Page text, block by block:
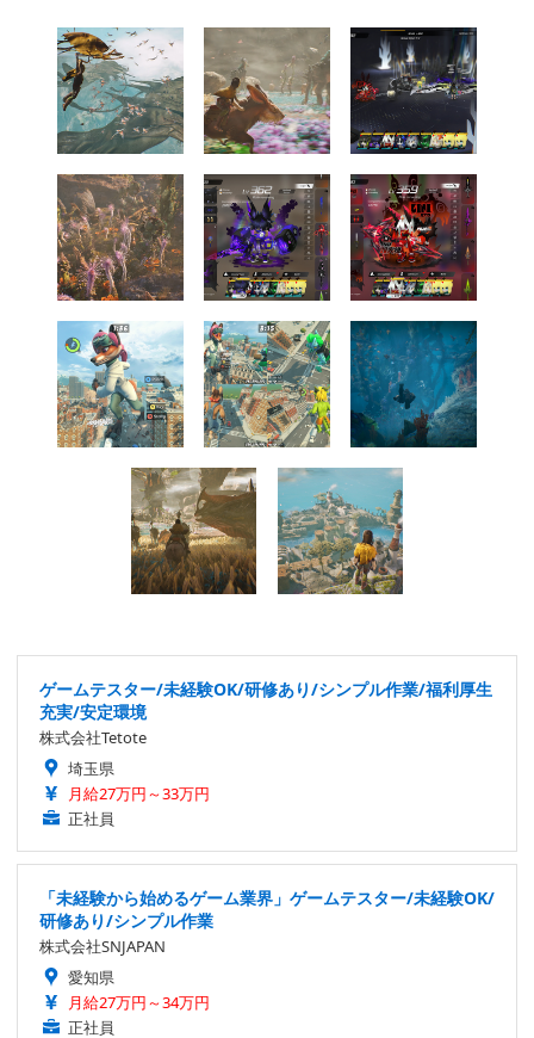
ゲームテスター/未経験OK/研修あり/シンプル作業/福利厚生
充実/安定環境
株式会社Tetote
埼玉県
月給27万円～33万円
正社員
「未経験から始めるゲーム業界」ゲームテスター/未経験OK/
研修あり/シンプル作業
株式会社SNJAPAN
愛知県
月給27万円～34万円
正社員